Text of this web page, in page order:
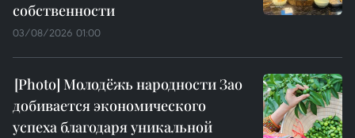
собственности
03/08/2026 01:00
Молодёжь народности Зао
добивается экономического
успеха благодаря уникальной